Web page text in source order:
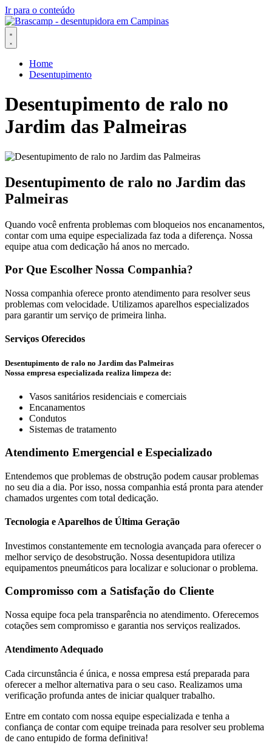
Ir para o conteúdo
Home
Desentupimento
Desentupimento de ralo no
Jardim das Palmeiras
Desentupimento de ralo no Jardim das
Palmeiras
Quando você enfrenta problemas com bloqueios nos encanamentos,
contar com uma equipe especializada faz toda a diferença. Nossa
equipe atua com dedicação há anos no mercado.
Por Que Escolher Nossa Companhia?
Nossa companhia oferece pronto atendimento para resolver seus
problemas com velocidade. Utilizamos aparelhos especializados
para garantir um serviço de primeira linha.
Serviços Oferecidos
Desentupimento de ralo no Jardim das Palmeiras
Nossa empresa especializada realiza limpeza de:
Vasos sanitários residenciais e comerciais
Encanamentos
Condutos
Sistemas de tratamento
Atendimento Emergencial e Especializado
Entendemos que problemas de obstrução podem causar problemas
no seu dia a dia. Por isso, nossa companhia está pronta para atender
chamados urgentes com total dedicação.
Tecnologia e Aparelhos de Última Geração
Investimos constantemente em tecnologia avançada para oferecer o
melhor serviço de desobstrução. Nossa desentupidora utiliza
equipamentos pneumáticos para localizar e solucionar o problema.
Compromisso com a Satisfação do Cliente
Nossa equipe foca pela transparência no atendimento. Oferecemos
cotações sem compromisso e garantia nos serviços realizados.
Atendimento Adequado
Cada circunstância é única, e nossa empresa está preparada para
oferecer a melhor alternativa para o seu caso. Realizamos uma
verificação profunda antes de iniciar qualquer trabalho.
Entre em contato com nossa equipe especializada e tenha a
confiança de contar com equipe treinada para resolver seu problema
de cano entupido de forma definitiva!